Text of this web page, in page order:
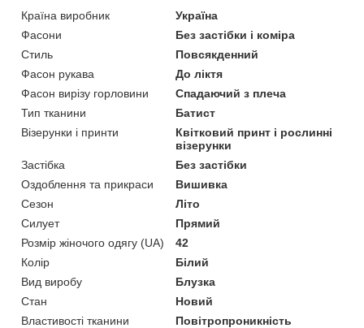
Країна виробник
Україна
Фасони
Без застібки і коміра
Стиль
Повсякденний
Фасон рукава
До ліктя
Фасон вирізу горловини
Спадаючий з плеча
Тип тканини
Батист
Візерунки і принти
Квітковий принт і рослинні
візерунки
Застібка
Без застібки
Оздоблення та прикраси
Вишивка
Сезон
Літо
Силует
Прямий
Розмір жіночого одягу (UA)
42
Колір
Білий
Вид виробу
Блузка
Стан
Новий
Властивості тканини
Повітропроникність